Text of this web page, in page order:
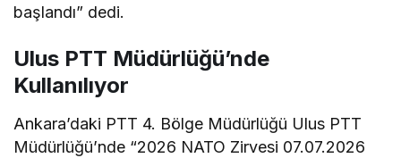
başlandı” dedi.
Ulus PTT Müdürlüğü’nde
Kullanılıyor
Ankara’daki PTT 4. Bölge Müdürlüğü Ulus PTT
Müdürlüğü’nde “2026 NATO Zirvesi 07.07.2026